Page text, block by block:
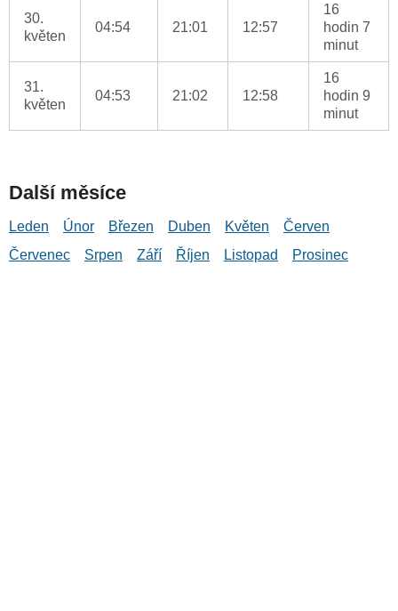
30.
květen
04:54 21:01 12:57
16
hodin 7
minut
31.
květen
04:53 21:02 12:58
16
hodin 9
minut
Další měsíce
Leden Únor Březen Duben Květen
Červen
Červenec
Srpen Září Říjen Listopad Prosinec